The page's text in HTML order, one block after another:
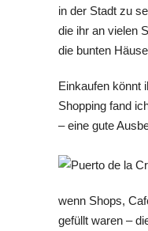
in der Stadt zu
die ihr an vielen
die bunten
Einkaufen könnt
Shopping fand
– eine gute
wenn Shops,
gefüllt waren –